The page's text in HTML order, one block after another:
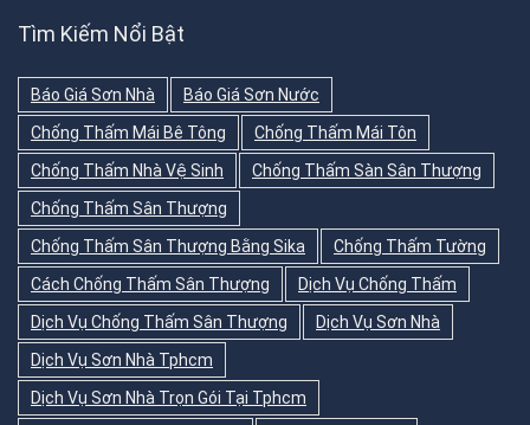
Tìm Kiếm Nổi Bật
Báo Giá Sơn Nhà
Báo Giá Sơn Nước
Chống Thấm Mái Bê Tông
Chống Thấm Mái Tôn
Chống Thấm Nhà Vệ Sinh
Chống Thấm Sàn Sân Thượng
Chống Thấm Sân Thượng
Chống Thấm Sân Thượng Bằng Sika
Chống Thấm Tường
Cách Chống Thấm Sân Thượng
Dịch Vụ Chống Thấm
Dịch Vụ Chống Thấm Sân Thượng
Dịch Vụ Sơn Nhà
Dịch Vụ Sơn Nhà Tphcm
Dịch Vụ Sơn Nhà Trọn Gói Tại Tphcm